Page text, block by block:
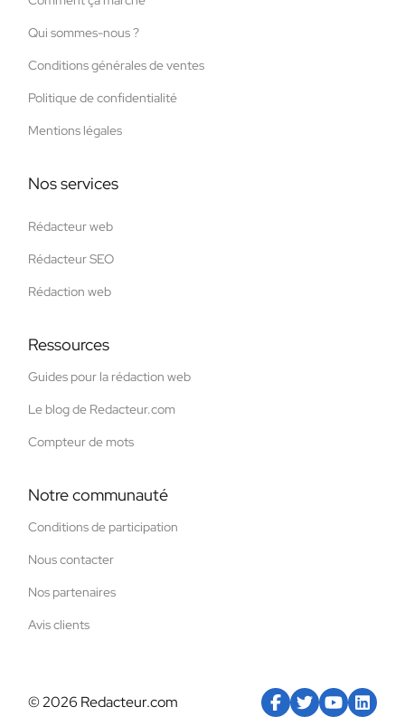
Qui sommes-nous ?
Conditions générales de ventes
Politique de confidentialité
Mentions légales
Nos services
Rédacteur web
Rédacteur SEO
Rédaction web
Ressources
Guides pour la rédaction web
Le blog de Redacteur.com
Compteur de mots
Notre communauté
Conditions de participation
Nous contacter
Nos partenaires
Avis clients
© 2026 Redacteur.com